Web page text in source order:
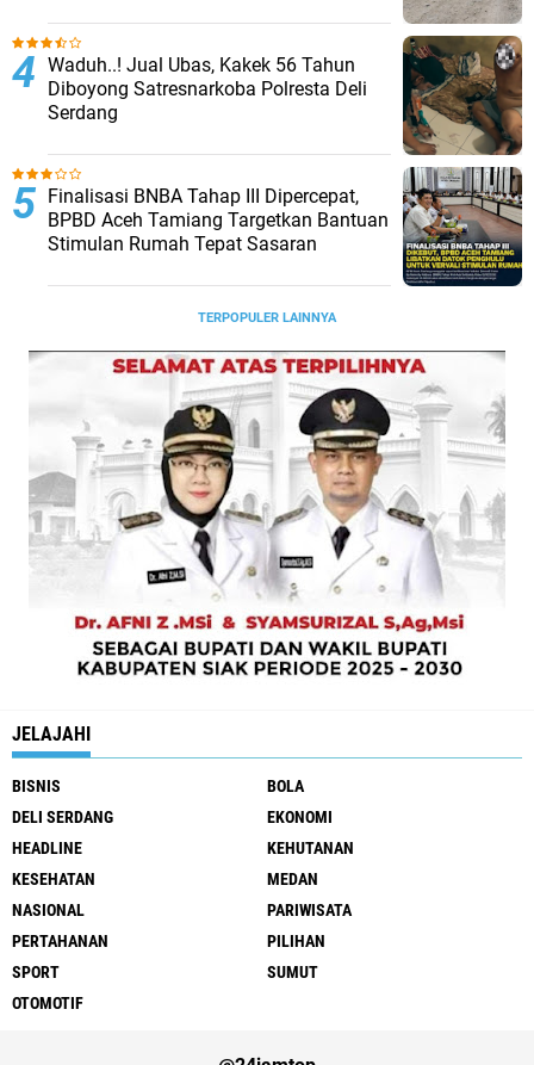
Waduh..! Jual Ubas, Kakek 56 Tahun
Diboyong Satresnarkoba Polresta Deli
Serdang
Finalisasi BNBA Tahap III Dipercepat,
BPBD Aceh Tamiang Targetkan Bantuan
Stimulan Rumah Tepat Sasaran
TERPOPULER LAINNYA
JELAJAHI
BISNIS
BOLA
DELI SERDANG
EKONOMI
HEADLINE
KEHUTANAN
KESEHATAN
MEDAN
NASIONAL
PARIWISATA
PERTAHANAN
PILIHAN
SPORT
SUMUT
OTOMOTIF